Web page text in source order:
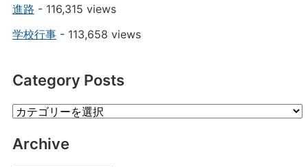
進路 - 116,315 views
学校行事- 113,658 views
Category Posts
Category
Archive